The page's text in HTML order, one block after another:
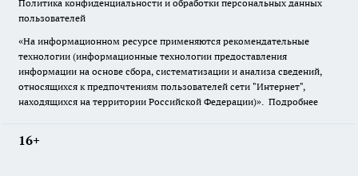
Политика конфиденциальности и обработки персональных данных
пользователей
«На информационном ресурсе применяются рекомендательные
технологии (информационные технологии предоставления
информации на основе сбора, систематизации и анализа сведений,
относящихся к предпочтениям пользователей сети "Интернет",
находящихся на территории Российской Федерации)». Подробнее
16+